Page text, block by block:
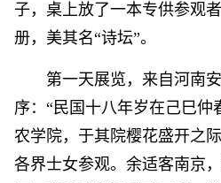
子，桌上放了一本专供参观
册，美其名“诗坛”。
第一天展览，来自河南
序：“民国十八年岁在己巳仲
农学院，于其院樱花盛开之
各界士女参观。余适客南京